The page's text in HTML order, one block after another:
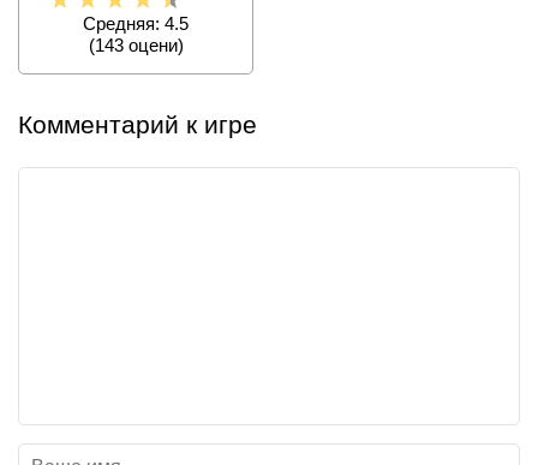
Средняя: 4.5
(143оцени)
Комментарий к игре